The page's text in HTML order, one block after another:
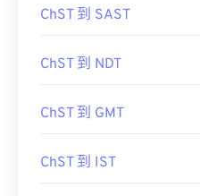
ChST 到 SAST
ChST 到 NDT
ChST 到 GMT
ChST 到 IST